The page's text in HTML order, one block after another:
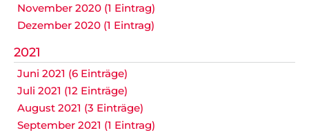
November 2020 (1 Eintrag)
Dezember 2020 (1 Eintrag)
2021
Juni 2021 (6 Einträge)
Juli 2021 (12 Einträge)
August 2021 (3 Einträge)
September 2021 (1 Eintrag)